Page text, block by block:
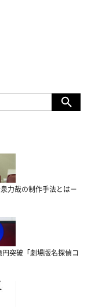
力哉の制作手法とは－
突破「劇場版名探偵コ